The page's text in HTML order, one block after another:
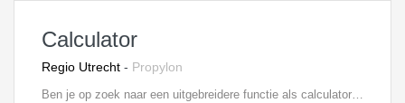
Calculator
Regio Utrecht - Propylon
Ben je op zoek naar een uitgebreidere functie als calculator? Eentje waar je actief meedenkt in oplossingen en je ook een adviserende rol hebt? Dan is dit een interessante voor je! Bij deze aannemer werk je aan diverse projecten. Woningbouw en utiliteitsbouw, nieuwbouw en renovatie. Jij bent medeverantwoordelijk voor het maken van een goede aanbieding waardoor het project uitgevoerd mag worden. Als calculator ben je verantwoordelijk voor het bepalen van de kostprijs. Je taken bestaan o.a. uit het bestuderen en beoordelen van tekeningen, het opvragen - vergelijken en beoordelen van prijzen, het analyseren van de begrotingen en het maken van offertes.